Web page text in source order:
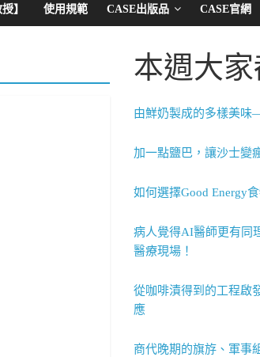
】 使用規範 CASE出版品 CASE官網
本週大
由鮮奶製成的多樣美
加一點鹽巴，讓沙士變
如何選擇Good Energy
病人覺得AI醫師更有同
醫療現場！
從咖啡漬得到的工程啟
應
商代晚期的旗斿、軍事